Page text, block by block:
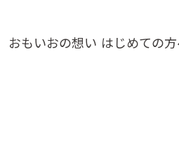
おもいおの想い はじめての